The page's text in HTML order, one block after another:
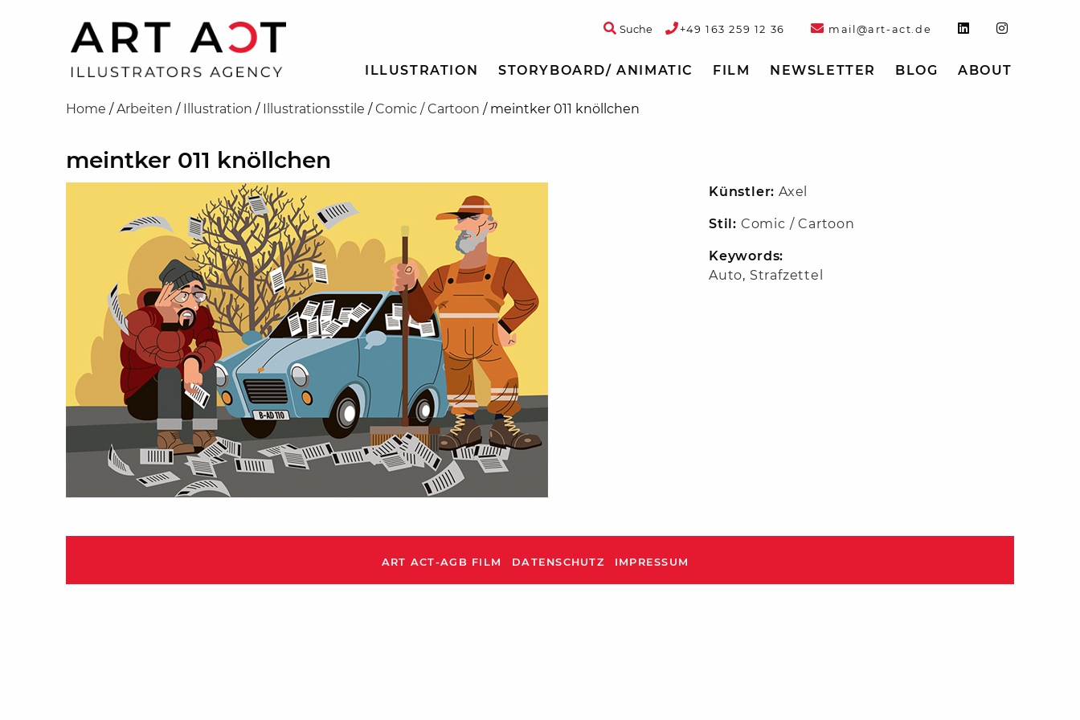
+49 163 259 12 36 mail@art-act.de
Suche
ILLUSTRATION STORYBOARD/ ANIMATIC FILM NEWSLETTER BLOG ABOUT
Home /Arbeiten / Illustration / Illustrationsstile /Comic / Cartoon / meintker 011 knöllchen
meintker 011 knöllchen
Künstler: Axel
Stil: Comic / Cartoon
Keywords:
Auto, Strafzettel
ART ACT-AGB FILM DATENSCHUTZ IMPRESSUM